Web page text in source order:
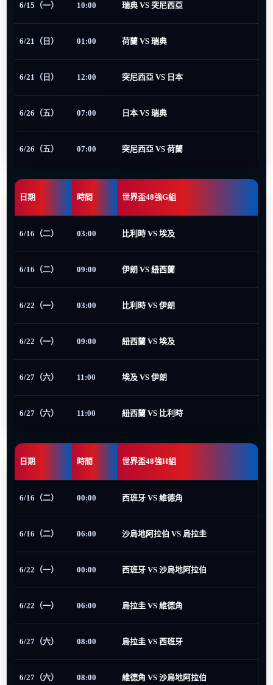
6/15（一） 10:00 瑞典 VS 突尼西亞
6/21（日） 01:00 荷蘭 VS 瑞典
6/21（日） 12:00 突尼西亞 VS 日本
6/26（五） 07:00 日本 VS 瑞典
6/26（五） 07:00 突尼西亞 VS 荷蘭
日期 時間 世界盃48強G組
6/16（二） 03:00 比利時 VS 埃及
6/16（二） 09:00 伊朗 VS 紐西蘭
6/22（一） 03:00 比利時 VS 伊朗
6/22（一） 09:00 紐西蘭 VS 埃及
6/27（六） 11:00 埃及 VS 伊朗
6/27（六） 11:00 紐西蘭 VS 比利時
日期 時間 世界盃48強H組
6/16（二） 00:00 西班牙 VS 維德角
6/16（二） 06:00 沙烏地阿拉伯 VS 烏拉圭
6/22（一） 00:00 西班牙 VS 沙烏地阿拉伯
6/22（一） 06:00 烏拉圭 VS 維德角
6/27（六） 08:00 烏拉圭 VS 西班牙
6/27（六） 08:00 維德角 VS 沙烏地阿拉伯